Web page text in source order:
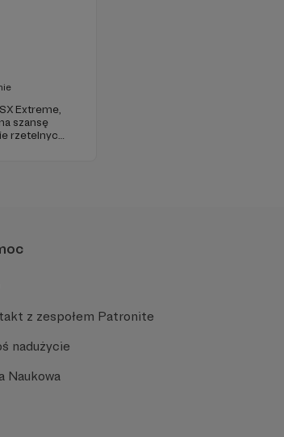
Extreme,
szansę
rzetelnych i
z zespołem Patronite
nadużycie
Naukowa